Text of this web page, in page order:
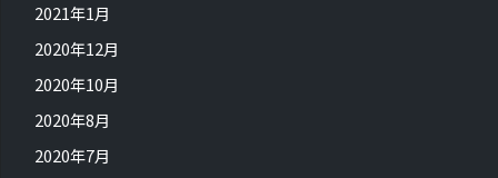
2021年1月
2020年12月
2020年10月
2020年8月
2020年7月